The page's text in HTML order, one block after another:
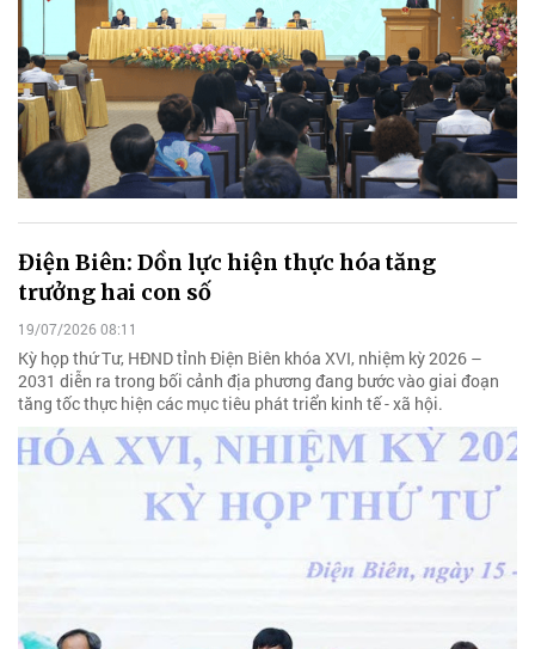
Điện Biên: Dồn lực hiện thực hóa tăng
trưởng hai con số
19/07/2026 08:11
Kỳ họp thứ Tư, HĐND tỉnh Điện Biên khóa XVI, nhiệm kỳ 2026 –
2031 diễn ra trong bối cảnh địa phương đang bước vào giai đoạn
tăng tốc thực hiện các mục tiêu phát triển kinh tế - xã hội.